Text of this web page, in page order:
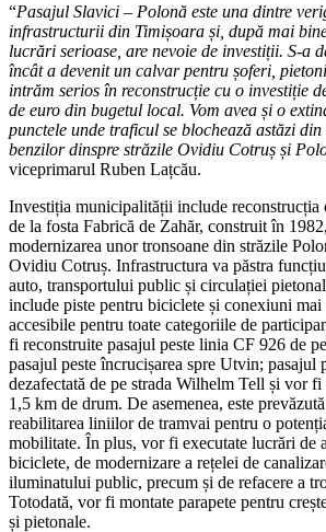
“Pasajul Slavici – Polonă este una dintre
infrastructurii din Timișoara și, după mai
lucrări serioase, are nevoie de investiții. S-a
încât a devenit un calvar pentru șoferi,
intrăm serios în reconstrucție cu o investiție
de euro din bugetul local. Vom avea și o
punctele unde traficul se blochează astăzi
benzilor dinspre străzile Ovidiu Cotruș și
viceprimarul Ruben Lațcău.
Investiția municipalității include reconstrucția
de la fosta Fabrică de Zahăr, construit în
modernizarea unor tronsoane din străzile
Ovidiu Cotruș. Infrastructura va păstra
auto, transportului public și circulației
include piste pentru biciclete și conexiuni mai
accesibile pentru toate categoriile de
fi reconstruite pasajul peste linia CF 926 de
pasajul peste încrucișarea spre Utvin; pasajul
dezafectată de pe strada Wilhelm Tell și vor
1,5 km de drum. De asemenea, este
reabilitarea liniilor de tramvai pentru o
mobilitate. În plus, vor fi executate lucrări de
biciclete, de modernizare a rețelei de
iluminatului public, precum și de refacere a
Totodată, vor fi montate parapete pentru
și pietonale.